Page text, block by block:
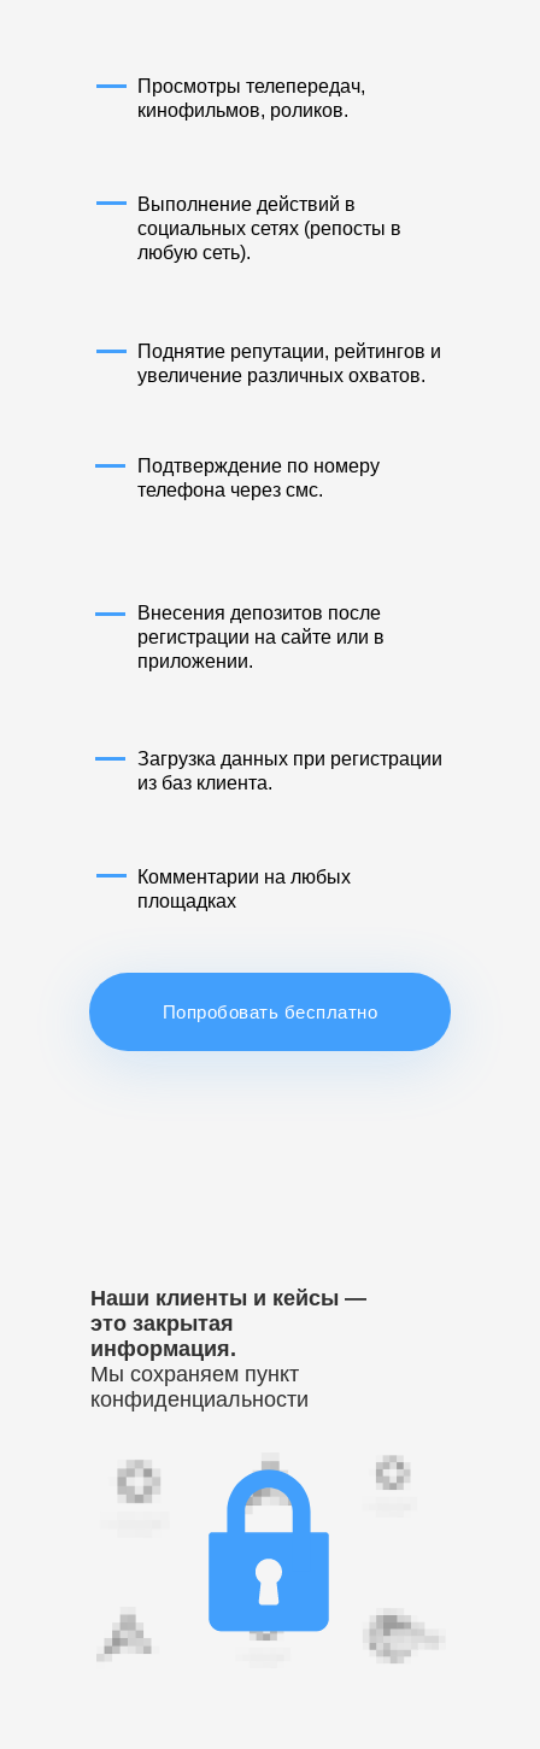
Попробовать бесплатно
Загрузка данных при регистрации
из баз клиента.
Просмотры телепередач,
кинофильмов, роликов.
Подтверждение по номеру
телефона через смс.
Внесения депозитов после
регистрации на сайте или в
приложении.
Выполнение действий в
социальных сетях (репосты в
любую сеть).
Поднятие репутации, рейтингов и
увеличение различных охватов.
Комментарии на любых
площадках
Наши клиенты и кейсы —
это закрытая
информация.
Мы сохраняем пункт
конфиденциальности